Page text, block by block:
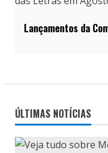
Lançamentos da
ÚLTIMAS NOTÍCIAS